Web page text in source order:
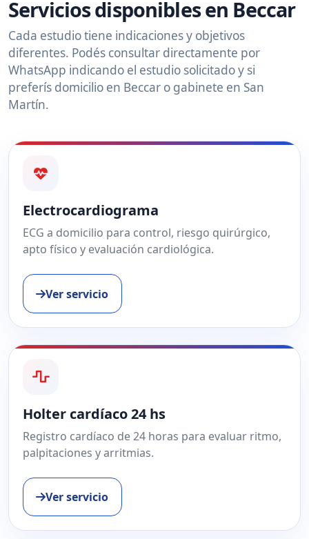
Servicios disponibles en Beccar
Cada estudio tiene indicaciones y objetivos
diferentes. Podés consultar directamente por
WhatsApp indicando el estudio solicitado y si
preferís domicilio en Beccar o gabinete en San
Martín.
Electrocardiograma
ECG a domicilio para control, riesgo quirúrgico,
apto físico y evaluación cardiológica.
Ver servicio
Holter cardíaco 24 hs
Registro cardíaco de 24 horas para evaluar ritmo,
palpitaciones y arritmias.
Ver servicio